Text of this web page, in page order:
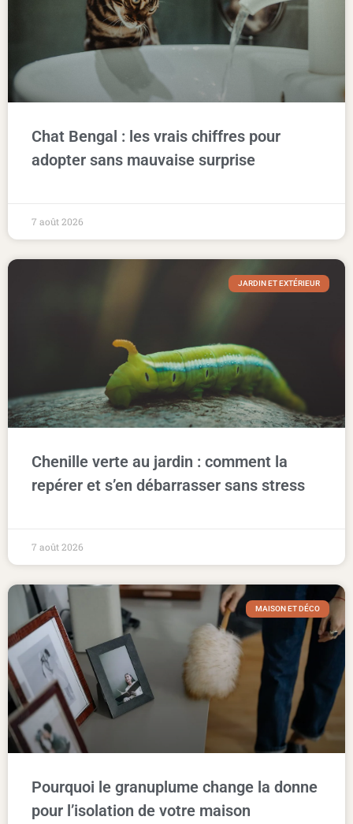
Chat Bengal : les vrais chiffres pour
adopter sans mauvaise surprise
7 août 2026
JARDIN ET EXTÉRIEUR
Chenille verte au jardin : comment la
repérer et s’en débarrasser sans stress
7 août 2026
MAISON ET DÉCO
Pourquoi le granuplume change la donne
pour l’isolation de votre maison